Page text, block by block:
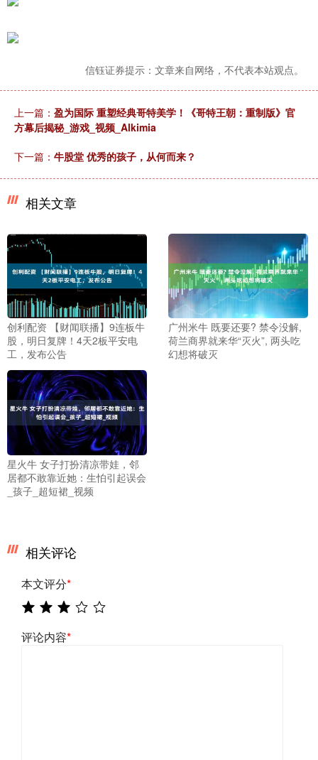
信钰证券提示：文章来自网络，不代表本站观点。
上一篇： 盈为国际 重塑经典哥特美学！《哥特王朝：重制版》官
方幕后揭秘_游戏_视频_Alkimia
下一篇： 牛股堂 优秀的孩子，从何而来？
相关文章
创利配资 【财闻联播】9连板牛
股，明日复牌！4天2板平安电
工，发布公告
广州米牛 既要还要? 禁令没解,
荷兰商界就来华“灭火”, 两头吃
幻想将破灭
星火牛 女子打扮清凉带娃，邻
居都不敢靠近她：生怕引起误会
_孩子_超短裙_视频
相关评论
本文评分*
评论内容*